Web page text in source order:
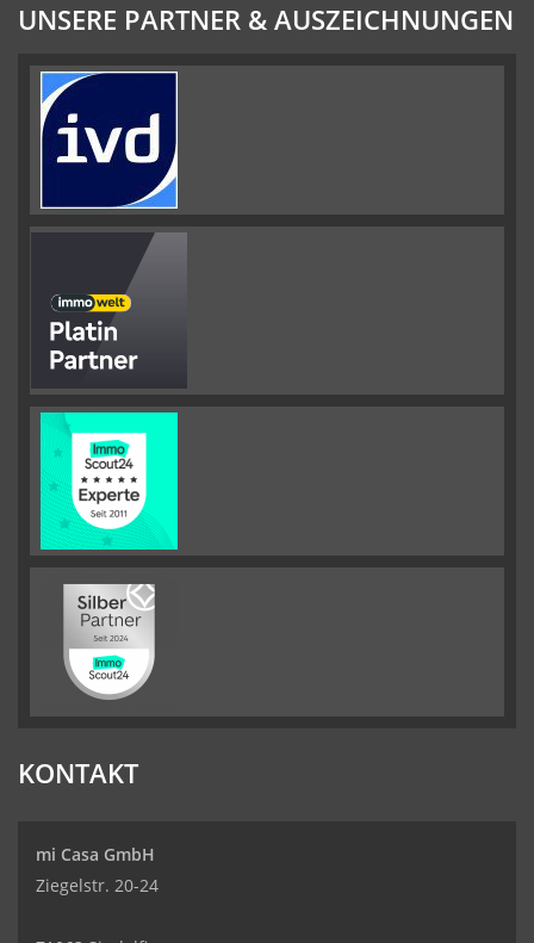
UNSERE PARTNER & AUSZEICHNUNGEN
KONTAKT
mi Casa GmbH
Ziegelstr. 20-24